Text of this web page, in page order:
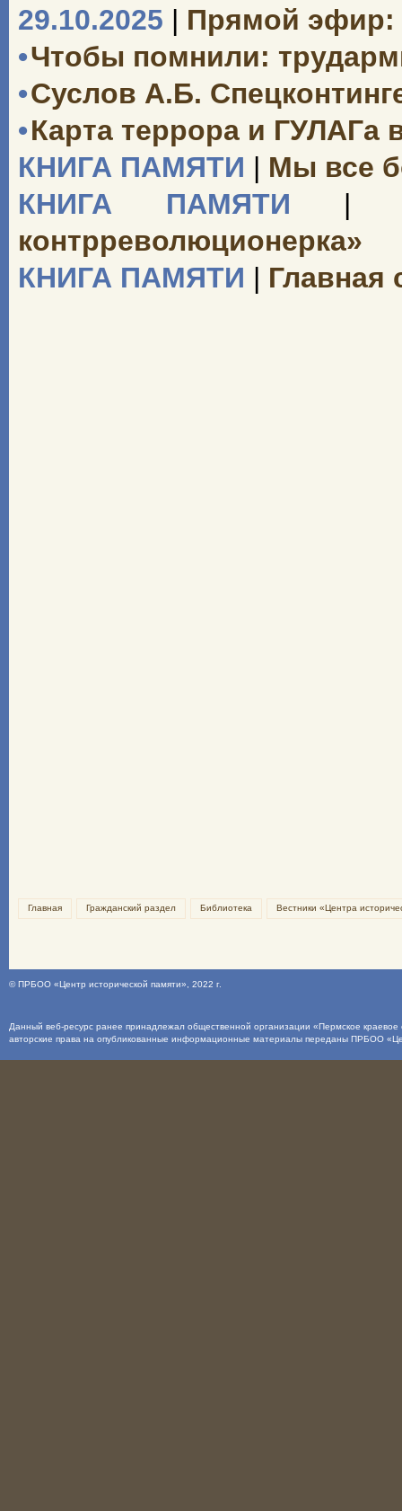
29.10.2025 | Прямой эфир:
•Чтобы помнили:
•Суслов А.Б.
•Карта террора и ГУЛАГа
КНИГА ПАМЯТИ | Мы все
КНИГА ПАМЯТИ
|
контрреволюционерка»
КНИГА ПАМЯТИ | Главная
Главная Гражданский раздел Библиотека Вестники «Центра
©ПРБОО «Центр исторической памяти» , 2022 г.
Данный веб-ресурс ранее принадлежал общественной организации «Пермское
авторские права на опубликованные информационные материалы переданы ПРБОО